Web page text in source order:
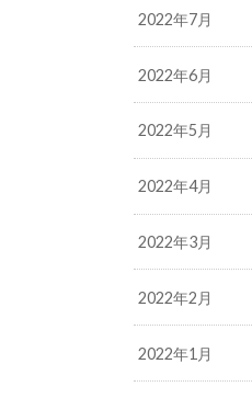
2022年7月
2022年6月
2022年5月
2022年4月
2022年3月
2022年2月
2022年1月